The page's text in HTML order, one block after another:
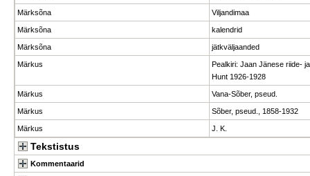
Märksõna Viljandimaa
Märksõna kalendrid
Märksõna jätkväljaanded
Märkus
Pealkiri: Jaan Jänese riide-
Hunt 1926-1928
Märkus Vana-Sõber, pseud.
Märkus Sõber, pseud., 1858-1932
Märkus J. K.
Tekstistus
Kommentaarid